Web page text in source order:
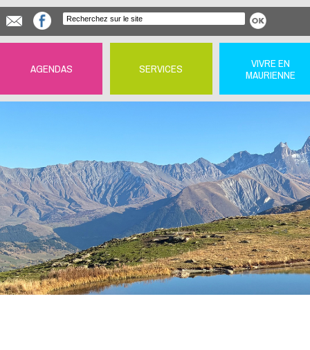
AGENDAS SERVICES
VIVRE EN
MAURIENNE